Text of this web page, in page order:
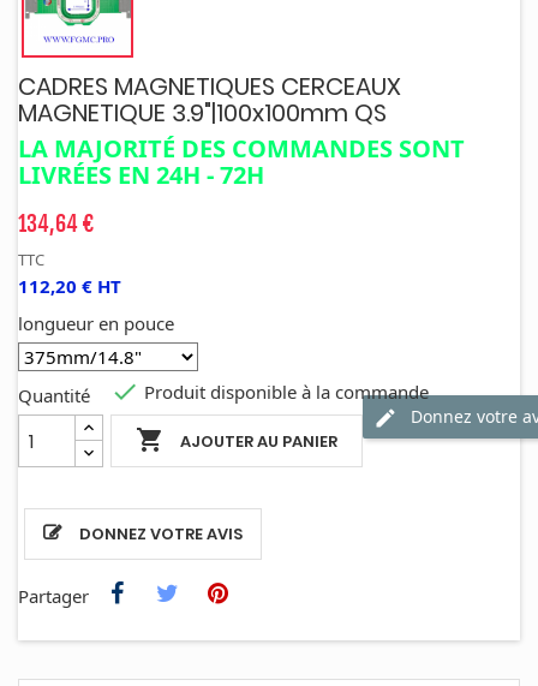
CADRES MAGNETIQUES CERCEAUX
MAGNETIQUE 3.9"|100x100mm QS
LA MAJORITÉ DES COMMANDES SONT
LIVRÉES EN 24H - 72H
134,64 €
TTC
112,20 € HT
longueur en pouce
Quantité
 AJOUTER AU PANIER
 Produit disponible à la commande
DONNEZ VOTRE AVIS
Donnez votre
Partager